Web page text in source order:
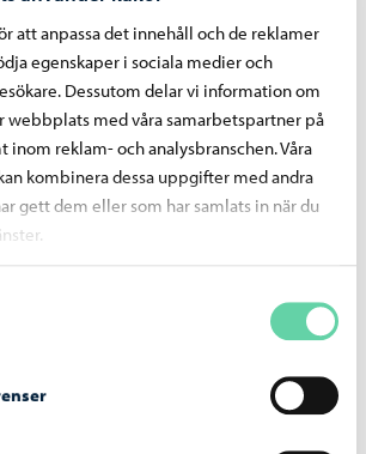
att anpassa det innehåll och de reklamer
egenskaper i sociala medier och
Dessutom delar vi information om
webbplats med våra samarbetspartner på
inom reklam- och analysbranschen. Våra
kombinera dessa uppgifter med andra
gett dem eller som har samlats in när du
ett nytt tvåårigt certifikat
kommun